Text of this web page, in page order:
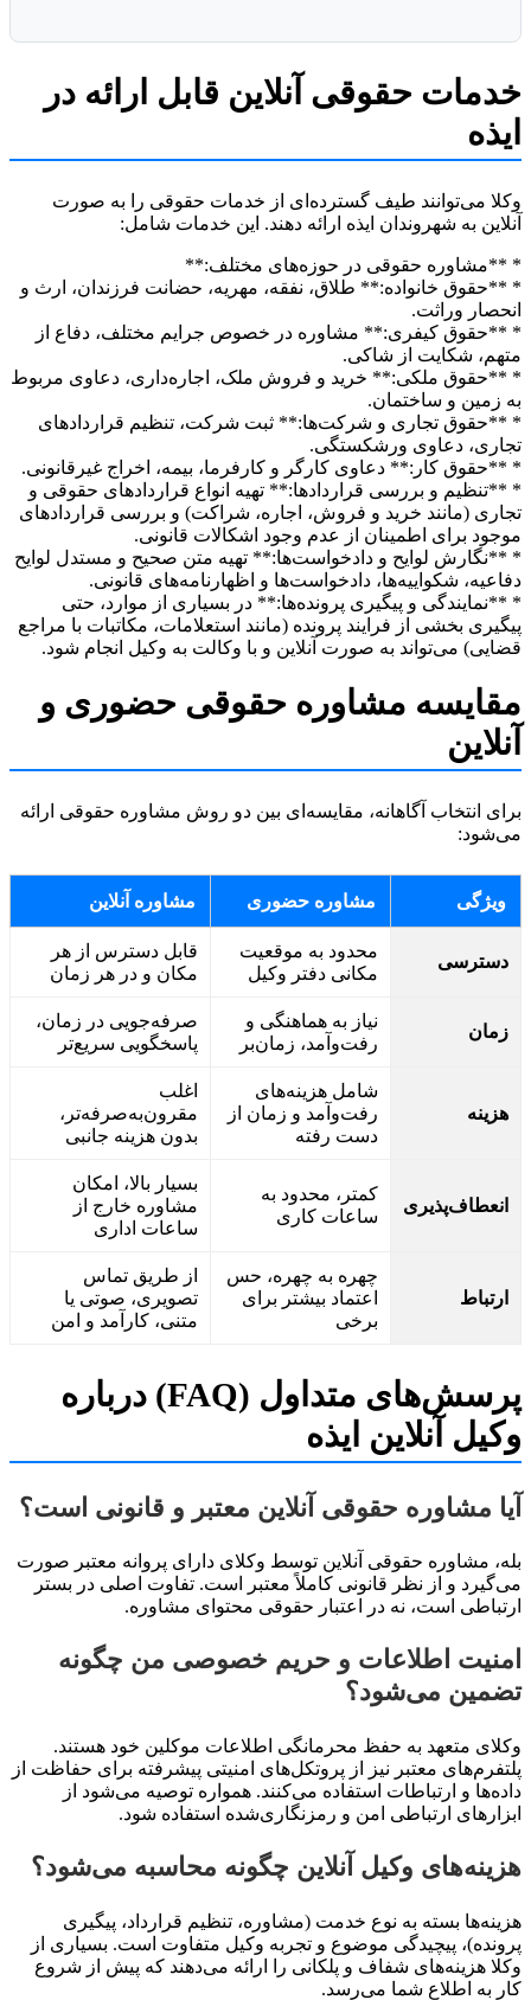
حقوقی آنلاین قابل ارائه در
می‌توانند طیف گسترده‌ای از خدمات حقوقی را به صورت
به شهروندان ایذه ارائه دهند. این خدمات شامل:
حقوقی در حوزه‌های مختلف:**
خانواده:** طلاق، نفقه، مهریه، حضانت فرزندان، ارث و
وراثت.
کیفری:** مشاوره در خصوص جرایم مختلف، دفاع از
شکایت از شاکی.
ملکی:** خرید و فروش ملک، اجاره‌داری، دعاوی مربوط
و ساختمان.
تجاری و شرکت‌ها:** ثبت شرکت، تنظیم قراردادهای
دعاوی ورشکستگی.
کار:** دعاوی کارگر و کارفرما، بیمه، اخراج غیرقانونی.
و بررسی قراردادها:** تهیه انواع قراردادهای حقوقی و
(مانند خرید و فروش، اجاره، شراکت) و بررسی قراردادهای
برای اطمینان از عدم وجود اشکالات قانونی.
لوایح و دادخواست‌ها:** تهیه متن صحیح و مستدل لوایح
شکواییه‌ها، دادخواست‌ها و اظهارنامه‌های قانونی.
و پیگیری پرونده‌ها:** در بسیاری از موارد، حتی
بخشی از فرایند پرونده (مانند استعلامات، مکاتبات با مراجع
می‌تواند به صورت آنلاین و با وکالت به وکیل انجام شود.
مشاوره حقوقی حضوری و
انتخاب آگاهانه، مقایسه‌ای بین دو روش مشاوره حقوقی ارائه
مشاوره حضوری مشاوره آنلاین
محدود به موقعیت
مکانی دفتر وکیل
قابل دسترس از هر
مکان و در هر زمان
نیاز به هماهنگی و
رفت‌وآمد، زمان‌بر
صرفه‌جویی در زمان،
پاسخگویی سریع‌تر
شامل هزینه‌های
رفت‌وآمد و زمان از
دست رفته
مقرون‌به‌صرفه‌تر،
بدون هزینه جانبی
کمتر، محدود به
ساعات کاری
بسیار بالا، امکان
مشاوره خارج از
ساعات اداری
چهره به چهره، حس
اعتماد بیشتر برای
برخی
از طریق تماس
تصویری، صوتی یا
متنی، کارآمد و امن
پرسش‌های متداول (FAQ) درباره
آنلاین ایذه
مشاوره حقوقی آنلاین معتبر و قانونی است؟
مشاوره حقوقی آنلاین توسط وکلای دارای پروانه معتبر صورت
و از نظر قانونی کاملاً معتبر است. تفاوت اصلی در بستر
است، نه در اعتبار حقوقی محتوای مشاوره.
اطلاعات و حریم خصوصی من چگونه
می‌شود؟
متعهد به حفظ محرمانگی اطلاعات موکلین خود هستند.
معتبر نیز از پروتکل‌های امنیتی پیشرفته برای حفاظت از
و ارتباطات استفاده می‌کنند. همواره توصیه می‌شود از
ارتباطی امن و رمزنگاری‌شده استفاده شود.
وکیل آنلاین چگونه محاسبه می‌شود؟
بسته به نوع خدمت (مشاوره، تنظیم قرارداد، پیگیری
پیچیدگی موضوع و تجربه وکیل متفاوت است. بسیاری از
هزینه‌های شفاف و پلکانی را ارائه می‌دهند که پیش از شروع
به اطلاع شما می‌رسد.